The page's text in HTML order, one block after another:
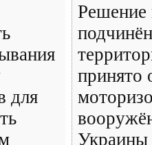
для
Решение
принято
Украины